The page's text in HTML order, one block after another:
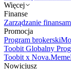
Więcej
Finanse
Zarządzanie
Promocja
Program brokerski
Toobit Globalny
Toobit x Nova.Meme
Nowicjusz